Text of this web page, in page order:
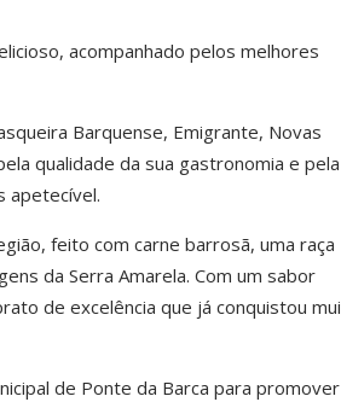
acompanhado pelos melhores
Barquense, Emigrante, Novas
qualidade da sua gastronomia e pela
apetecível.
feito com carne barrosã, uma raça
da Serra Amarela. Com um sabor
de excelência que já conquistou
de Ponte da Barca para